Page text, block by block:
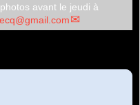
avant le jeudi à